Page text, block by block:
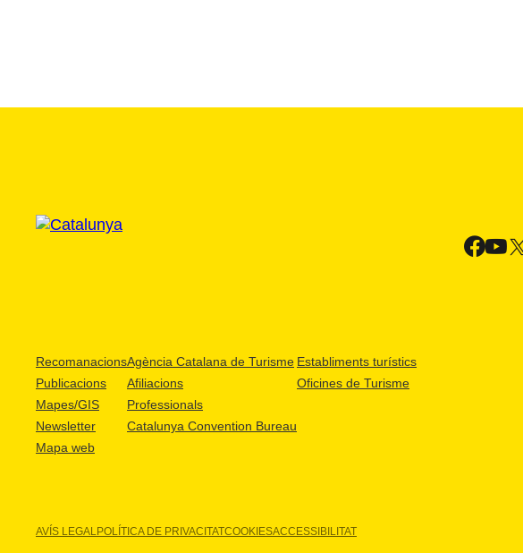
Recomanacions
Publicacions
Mapes/GIS
Newsletter
Mapa web
Agència Catalana de Turisme
Afiliacions
Professionals
Catalunya Convention Bureau
Establiments turístics
Oficines de Turisme
AVÍS LEGALPOLÍTICA DE PRIVACITATCOOKIESACCESSIBILITAT